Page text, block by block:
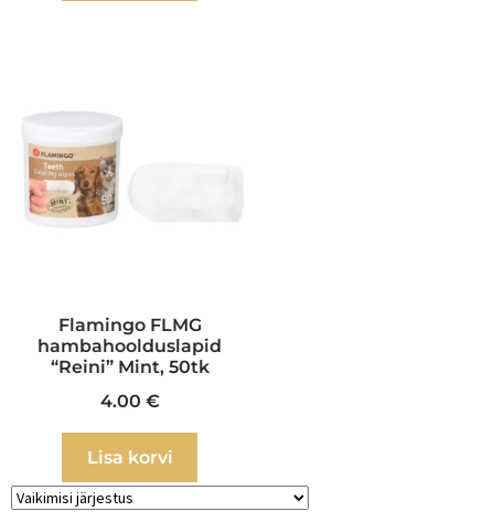
Flamingo FLMG
hambahoolduslapid
“Reini” Mint, 50tk
4.00 €
Lisa korvi